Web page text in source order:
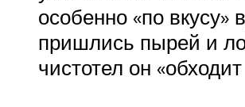
особенно «по вкусу»
пришлись пырей и
чистотел он